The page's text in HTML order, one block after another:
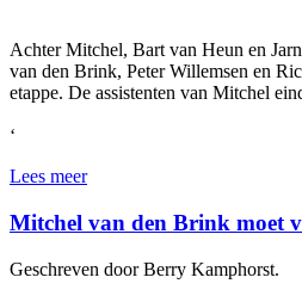
Achter Mitchel, Bart van Heun en
van den Brink, Peter Willemsen en
etappe. De assistenten van Mitchel
‘
Lees meer
Mitchel van den Brink moet
Geschreven door Berry Kamphorst.